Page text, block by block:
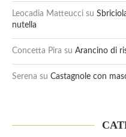
Leocadia Matteucci su
nutella
Concetta Pira su Arancino di
Serena su Castagnole con